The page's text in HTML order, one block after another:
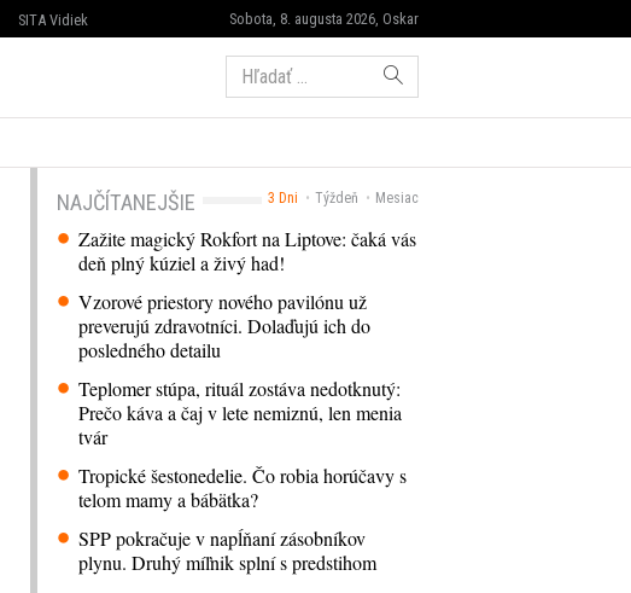
Sobota, 8. augusta 2026, Oskar
SITA Vidiek
Hľadať:
3 Dni Týždeň Mesiac
NAJČÍTANEJŠIE
Zažite magický Rokfort na Liptove: čaká vás
deň plný kúziel a živý had!
Vzorové priestory nového pavilónu už
preverujú zdravotníci. Dolaďujú ich do
posledného detailu
Teplomer stúpa, rituál zostáva nedotknutý:
Prečo káva a čaj v lete nemiznú, len menia
tvár
Tropické šestonedelie. Čo robia horúčavy s
telom mamy a bábätka?
SPP pokračuje v napĺňaní zásobníkov
plynu. Druhý míľnik splní s predstihom